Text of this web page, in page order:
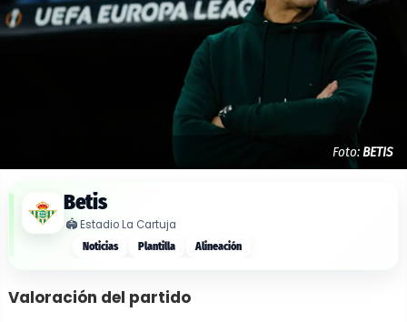
Foto:BETIS
Betis
🏟️Estadio La Cartuja
Noticias Plantilla Alineación
Valoración del partido